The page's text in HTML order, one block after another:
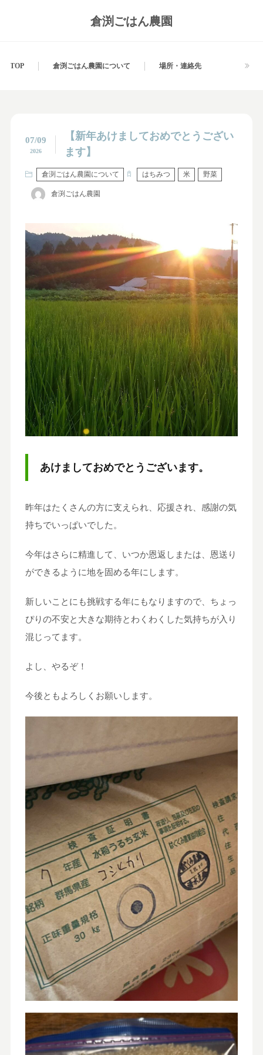
倉渕ごはん農園
TOP 倉渕ごはん農園について 場所・連絡先
07/09
2026
【新年あけましておめでとうござい
ます】
倉渕ごはん農園について はちみつ 米 野菜
倉渕ごはん農園
あけましておめでとうございます。
昨年はたくさんの方に支えられ、応援され、感謝の気
持ちでいっぱいでした。
今年はさらに精進して、いつか恩返しまたは、恩送り
ができるように地を固める年にします。
新しいことにも挑戦する年にもなりますので、ちょっ
ぴりの不安と大きな期待とわくわくした気持ちが入り
混じってます。
よし、やるぞ！
今後ともよろしくお願いします。